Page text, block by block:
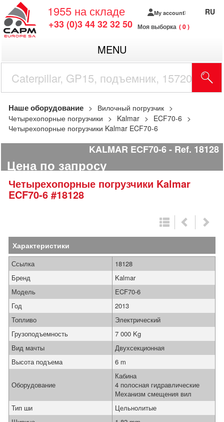
1955 на складе
+33 (0)3 44 32 32 50
My account
Моя выборка 0
RU
MENU
Наше оборудование
Вилочный погрузчик
Четырехопорные погрузчики
Kalmar
ECF70-6
Четырехопорные погрузчики Kalmar ECF70-6
KALMAR ECF70-6 Ref. 18128
Цена по запросу
Четырехопорные погрузчики Kalmar
ECF70-6 #18128
Характеристики
Ссылка
18128
Бренд
Kalmar
Модель
ECF70-6
Год
2013
Топливо
Электрический
Грузоподъемность
7 000 Kg
Вид мачты
Двухсекционная
Высота подъема
6 m
Оборудование
Кабина
4 полосная гидравлические
Механизм смещения вил
Тип ши
Цельнолитые